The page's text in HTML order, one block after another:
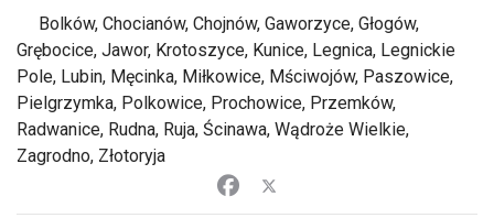
Bolków, Chocianów, Chojnów, Gaworzyce, Głogów,
Grębocice, Jawor, Krotoszyce, Kunice, Legnica, Legnickie
Pole, Lubin, Męcinka, Miłkowice, Mściwojów, Paszowice,
Pielgrzymka, Polkowice, Prochowice, Przemków,
Radwanice, Rudna, Ruja, Ścinawa, Wądroże Wielkie,
Zagrodno, Złotoryja